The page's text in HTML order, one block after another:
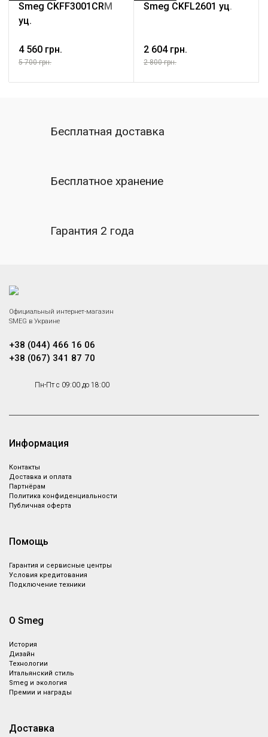
Smeg CKFF3001CRM
уц.
4 560 грн.
5 700 грн.
Smeg CKFL2601 уц.
2 604 грн.
2 800 грн.
Бесплатная доставка
Бесплатное хранение
Гарантия 2 года
Официальный интернет-магазин
SMEG в Украине
+38 (044) 466 16 06
+38 (067) 341 87 70
Пн-Пт с 09:00 до 18:00
Информация
Контакты
Доставка и оплата
Партнёрам
Политика конфиденциальности
Публичная оферта
Помощь
Гарантия и сервисные центры
Условия кредитования
Подключение техники
О Smeg
История
Дизайн
Технологии
Итальянский стиль
Smeg и экология
Премии и награды
Доставка